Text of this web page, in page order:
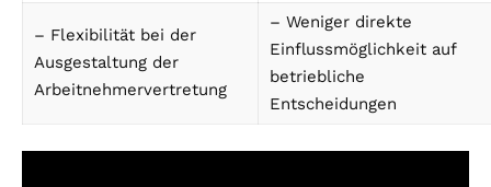
– Flexibilität bei der
Ausgestaltung der
Arbeitnehmervertretung
– Weniger direkte
Einflussmöglichkeit auf
betriebliche
Entscheidungen